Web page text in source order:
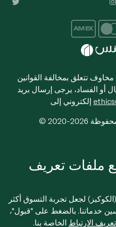
تتعلق بمخالفة القوانين
أو الفساد، يرجى إرسال بريد
محفوظة
ملفات تعريف
لجعل تجربة التسوق أكثر
خدماتنا. بالضغط على "قبول"،
الارتباط الخاصة بنا.